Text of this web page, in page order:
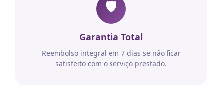
🛡️
Garantia Total
Reembolso integral em 7 dias se não ficar
satisfeito com o serviço prestado.